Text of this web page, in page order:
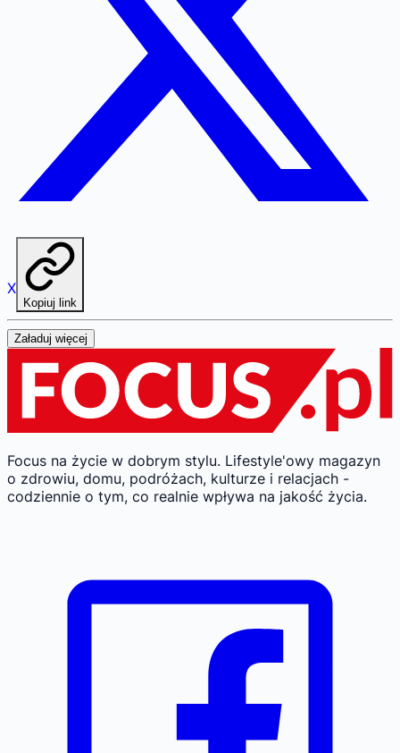
X
Kopiuj link
Załaduj więcej
Focus na życie w dobrym stylu. Lifestyle'owy magazyn
o zdrowiu, domu, podróżach, kulturze i relacjach -
codziennie o tym, co realnie wpływa na jakość życia.